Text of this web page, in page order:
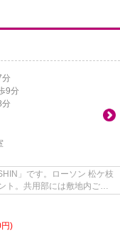
分
9分
分
」です。ローソン 松ケ枝
ト。共用部には敷地内ごみ
)